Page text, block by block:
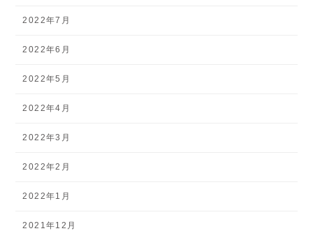
2022年7月
2022年6月
2022年5月
2022年4月
2022年3月
2022年2月
2022年1月
2021年12月